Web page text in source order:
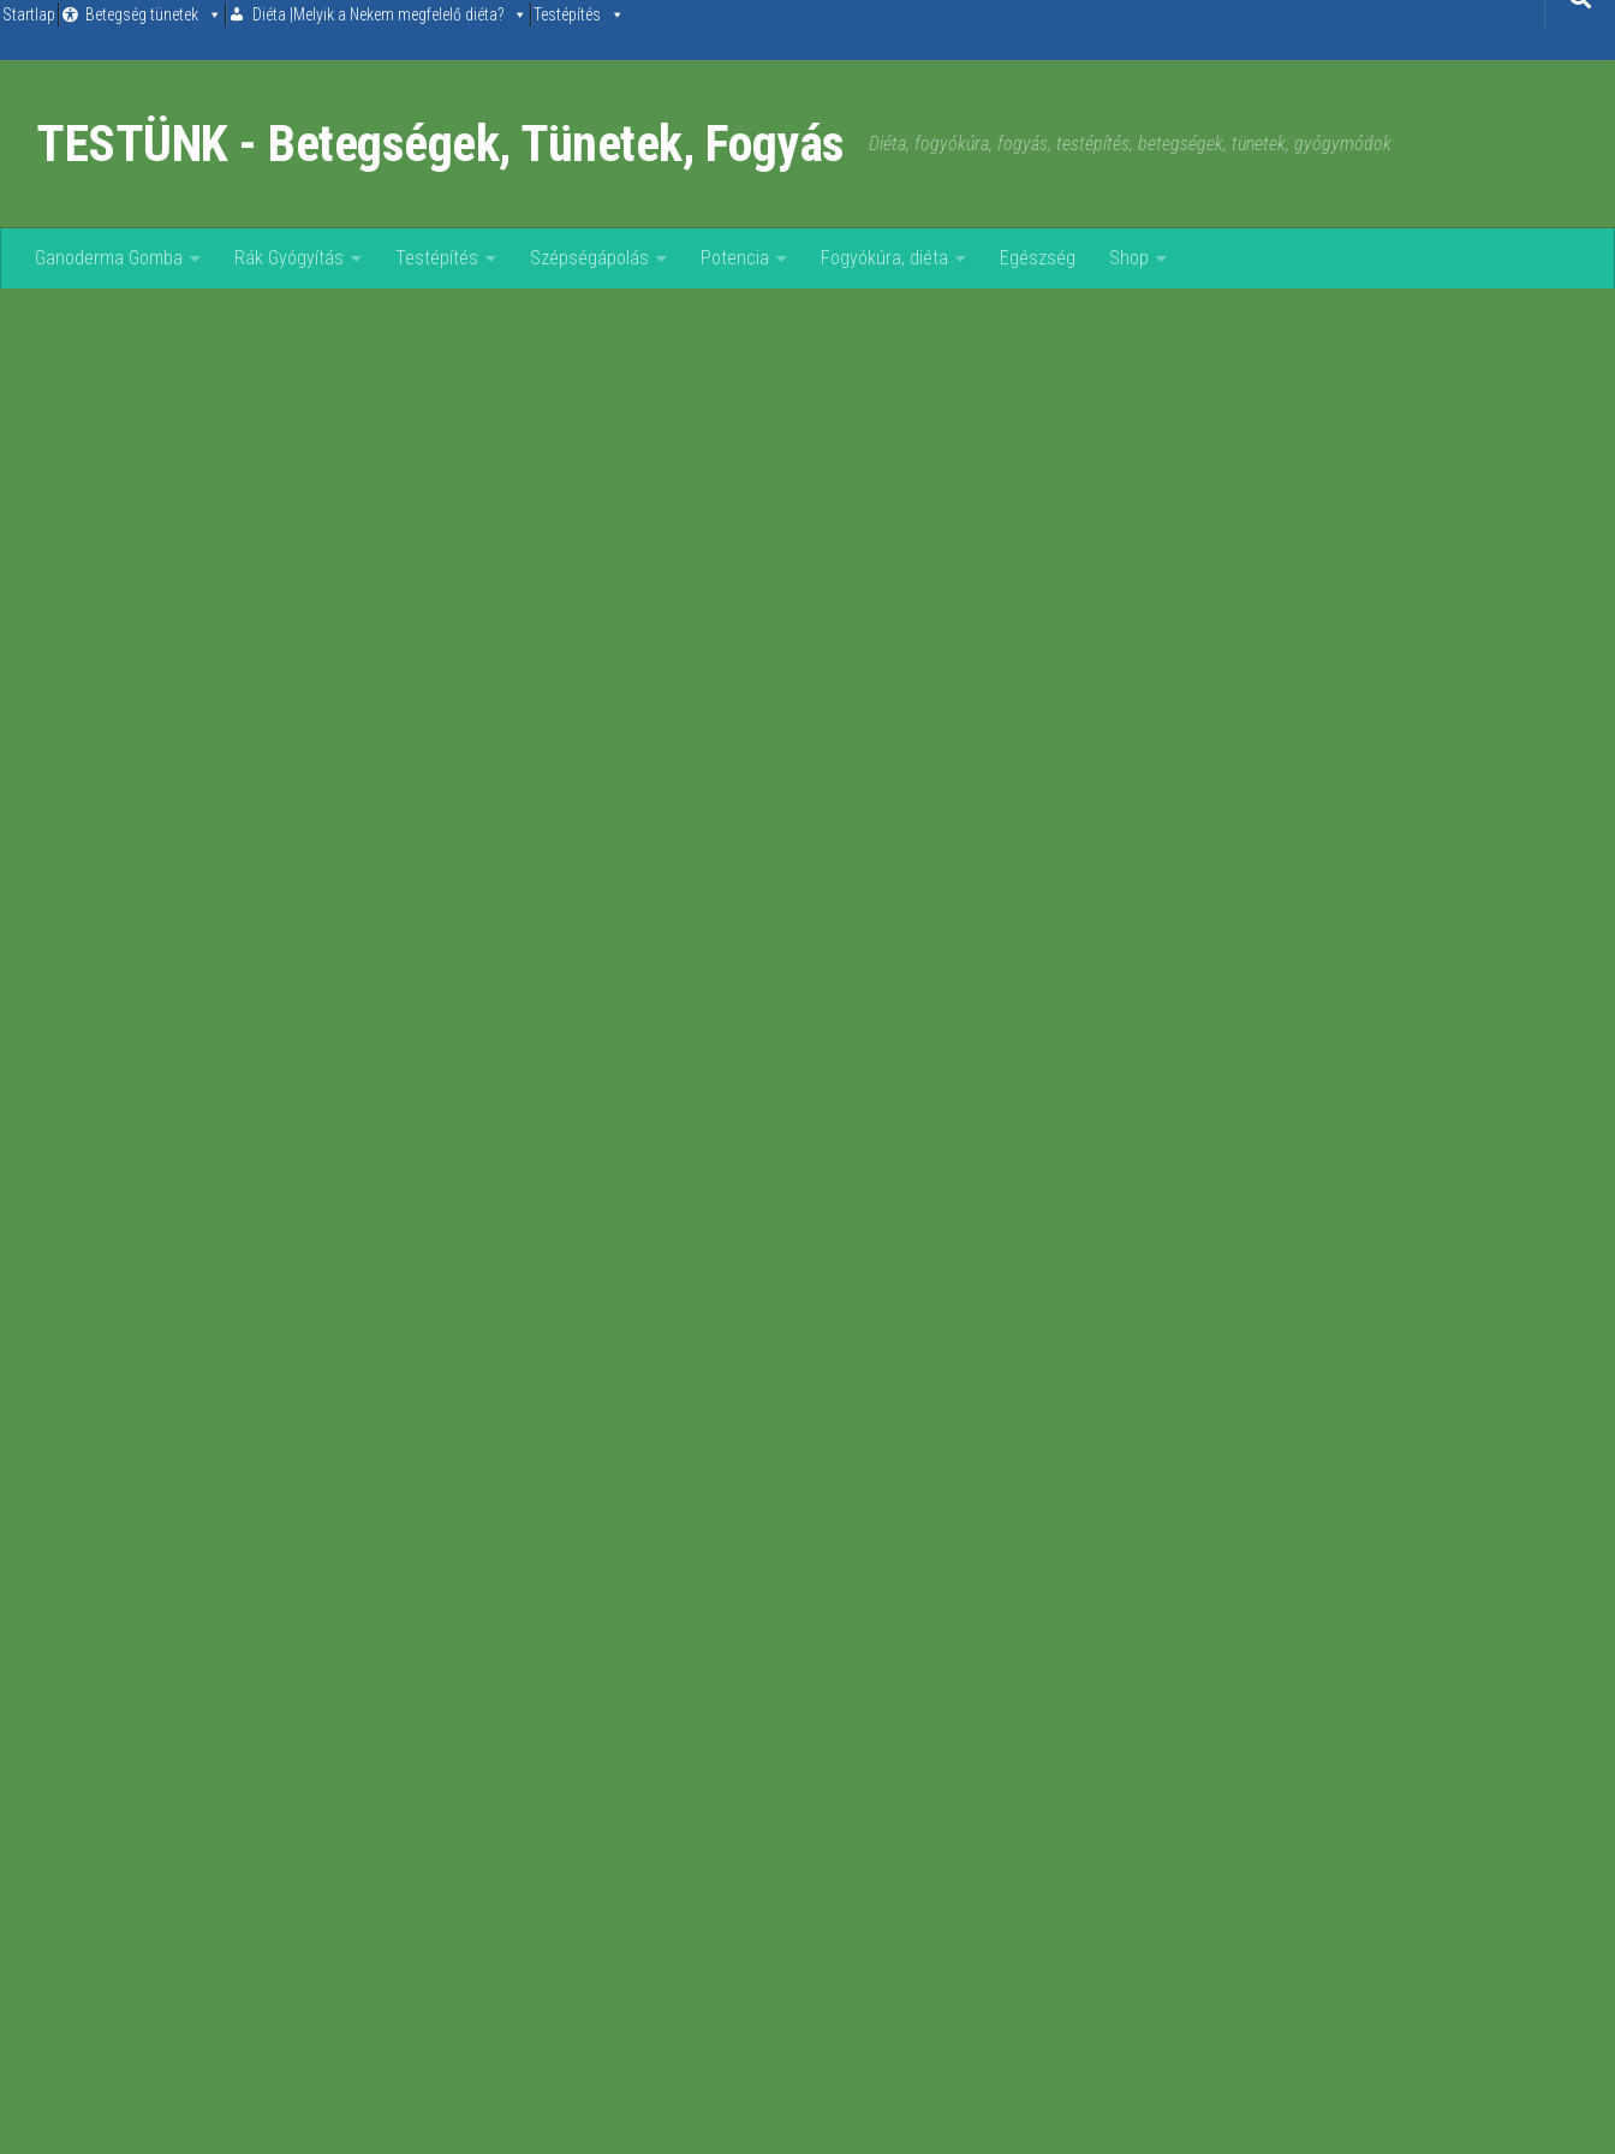
Skip to content
Startlap Betegség tünetek Diéta |Melyik a Nekem megfelelő diéta? Testépítés
TESTÜNK - Betegségek, Tünetek, Fogyás Diéta, fogyókúra, fogyás, testépítés, betegségek, tünetek, gyógymódok
Ganoderma Gomba Rák Gyógyítás Testépítés Szépségápolás Potencia Fogyókúra, diéta Egészség Shop